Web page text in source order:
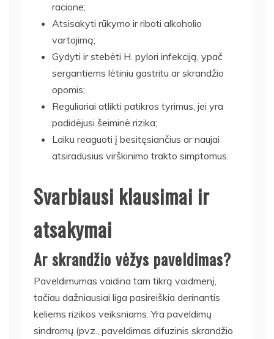
racione;
Atsisakyti rūkymo ir riboti alkoholio
vartojimą;
Gydyti ir stebėti H. pylori infekciją, ypač
sergantiems lėtiniu gastritu ar skrandžio
opomis;
Reguliariai atlikti patikros tyrimus, jei yra
padidėjusi šeiminė rizika;
Laiku reaguoti į besitęsiančius ar naujai
atsiradusius virškinimo trakto simptomus.
Svarbiausi klausimai ir
atsakymai
Ar skrandžio vėžys paveldimas?
Paveldimumas vaidina tam tikrą vaidmenį,
tačiau dažniausiai liga pasireiškia derinantis
keliems rizikos veiksniams. Yra paveldimų
sindromų (pvz., paveldimas difuzinis skrandžio